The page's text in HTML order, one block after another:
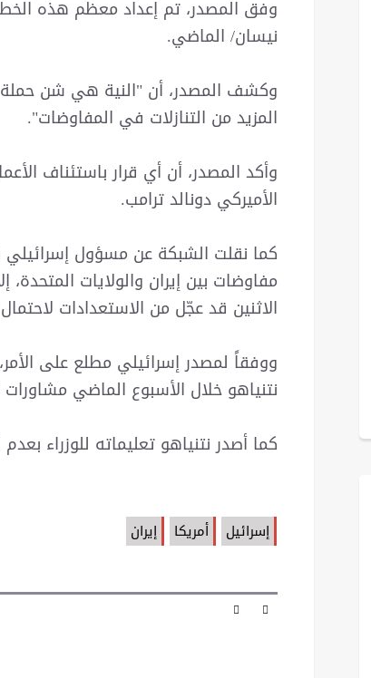
وفق المصدر، تم إعداد معظم هذه
نيسان/ الماضي.
وكشف المصدر، أن "النية هي شن
المزيد من التنازلات في المفاوضات".
وأكد المصدر، أن أي قرار باستئناف
الأميركي دونالد ترامب.
كما نقلت الشبكة عن مسؤول إسرائيلي
مفاوضات بين إيران والولايات المتحدة،
الاثنين قد عجّل من الاستعدادات
ووفقاً لمصدر إسرائيلي مطلع على
نتنياهو خلال الأسبوع الماضي
كما أصدر نتنياهو تعليماته للوزراء
إسرائيل أمريكا إيران